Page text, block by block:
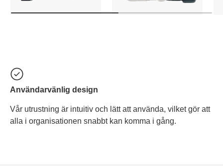
Användarvänlig design
Vår utrustning är intuitiv och lätt att använda, vilket gör att
alla i organisationen snabbt kan komma i gång.